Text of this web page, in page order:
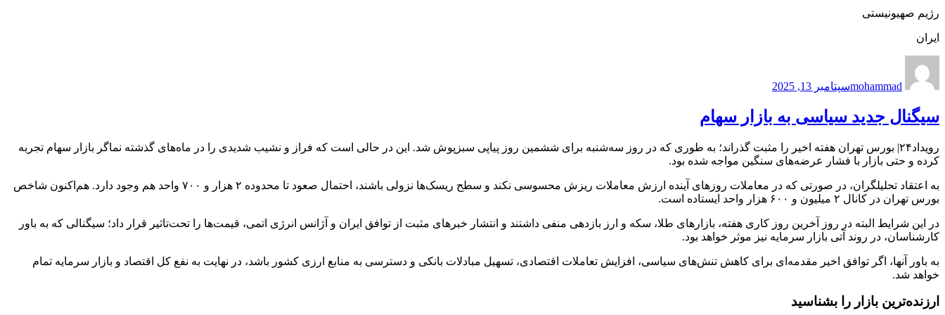
رژيم صهيونيستى
ایران
mohammadدر
سپتامبر 13, 2025
سیگنال جدید سیاسی به بازار سهام
رویداد۲۴| بورس تهران هفته اخیر را مثبت گذراند؛ به طوری که در روز سه‌شنبه برای ششمین روز پیاپی سبزپوش شد. این در حالی است که فراز و نشیب شدیدی را در ماه‌های گذشته نماگر بازار سهام تجربه
کرده و حتی بازار با فشار عرضه‌های سنگین مواجه شده بود.
به اعتقاد تحلیلگران، در صورتی که در معاملات روز‌های آینده ارزش معاملات ریزش محسوسی نکند و سطح ریسک‌ها نزولی باشند، احتمال صعود تا محدوده ۲ هزار و ۷۰۰ واحد هم وجود دارد. هم‌اکنون شاخص
بورس تهران در کانال ۲ میلیون و ۶۰۰ هزار واحد ایستاده است.
در این شرایط البته در روز آخرین روز کاری هفته، بازار‌های طلا، سکه و ارز بازدهی منفی داشتند و انتشار خبر‌های مثبت از توافق ایران و آژانس انرژی اتمی، قیمت‌ها را تحت‌تاثیر قرار داد؛ سیگنالی که به باور
کارشناسان، در روند آتی بازار سرمایه نیز موثر خواهد بود.
به باور آنها، اگر توافق اخیر مقدمه‌ای برای کاهش تنش‌های سیاسی، افزایش تعاملات اقتصادی، تسهیل مبادلات بانکی و دسترسی به منابع ارزی کشور باشد، در نهایت به نفع کل اقتصاد و بازار سرمایه تمام
خواهد شد.
ارزنده‌ترین بازار را بشناسید